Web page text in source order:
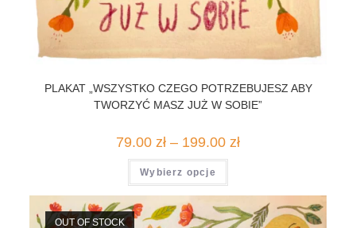
PLAKAT „WSZYSTKO CZEGO POTRZEBUJESZ ABY
TWORZYĆ MASZ JUŻ W SOBIE”
79.00 zł – 199.00 złZakres
199.00 zł
Wybierz opcje
Ten
ma
wiele
wariantów.
Opcje
OUT OF STOCK